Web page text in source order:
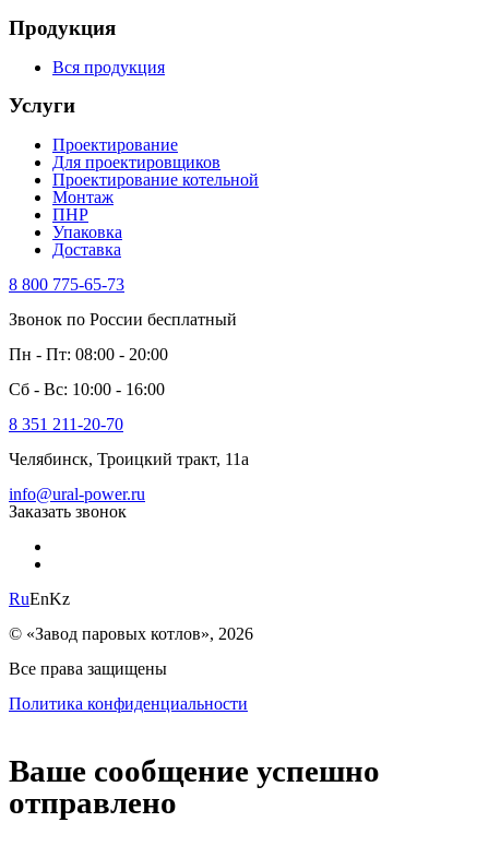
Продукция
Вся продукция
Услуги
Проектирование
Для проектировщиков
Проектирование котельной
Монтаж
ПНР
Упаковка
Доставка
8 800 775-65-73
Звонок по России бесплатный
Пн - Пт: 08:00 - 20:00
Сб - Вс: 10:00 - 16:00
8 351 211-20-70
Челябинск, Троицкий тракт, 11а
info@ural-power.ru
Заказать звонок
RuEnKz
© «Завод паровых котлов», 2026
Все права защищены
Политика конфиденциальности
Ваше сообщение успешно
отправлено